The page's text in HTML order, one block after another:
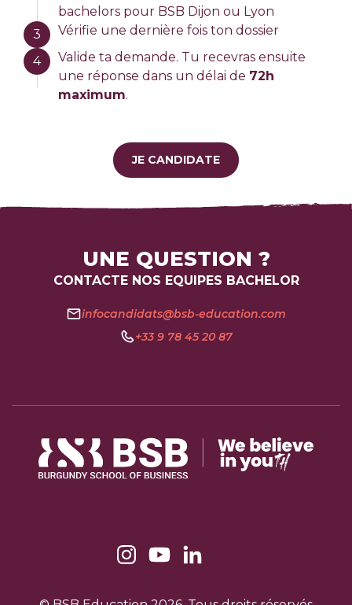
bachelors pour BSB Dijon ou Lyon
3
Vérifie une dernière fois ton dossier
4
Valide ta demande. Tu recevras ensuite
une réponse dans un délai de 72h
maximum.
JE CANDIDATE
UNE QUESTION ?
CONTACTE NOS EQUIPES BACHELOR
infocandidats@bsb-education.com
+33 9 78 45 20 87